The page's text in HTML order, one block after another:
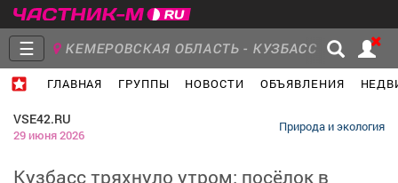
☰ КЕМЕРОВСКАЯ ОБЛАСТЬ - КУЗБАСС
ГЛАВНАЯ ГРУППЫ НОВОСТИ ОБЪЯВЛЕНИЯ
VSE42.RU
29 июня 2026
Природа и экология
Кузбасс тряхнуло утром: посёлок в